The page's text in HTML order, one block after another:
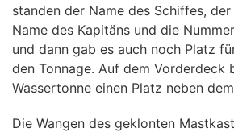
standen der Name des Schiffes,
Name des Kapitäns und die
und dann gab es auch noch Platz
den Tonnage. Auf dem Vorderdeck
Wassertonne einen Platz neben
Die Wangen des geklonten